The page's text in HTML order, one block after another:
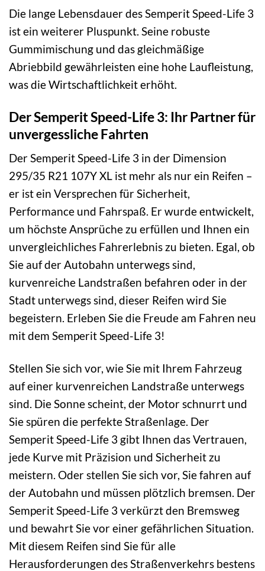
Die lange Lebensdauer des Semperit Speed-Life 3
ist ein weiterer Pluspunkt. Seine robuste
Gummimischung und das gleichmäßige
Abriebbild gewährleisten eine hohe Laufleistung,
was die Wirtschaftlichkeit erhöht.
Der Semperit Speed-Life 3: Ihr Partner für
unvergessliche Fahrten
Der Semperit Speed-Life 3 in der Dimension
295/35 R21 107Y XL ist mehr als nur ein Reifen –
er ist ein Versprechen für Sicherheit,
Performance und Fahrspaß. Er wurde entwickelt,
um höchste Ansprüche zu erfüllen und Ihnen ein
unvergleichliches Fahrerlebnis zu bieten. Egal, ob
Sie auf der Autobahn unterwegs sind,
kurvenreiche Landstraßen befahren oder in der
Stadt unterwegs sind, dieser Reifen wird Sie
begeistern. Erleben Sie die Freude am Fahren neu
mit dem Semperit Speed-Life 3!
Stellen Sie sich vor, wie Sie mit Ihrem Fahrzeug
auf einer kurvenreichen Landstraße unterwegs
sind. Die Sonne scheint, der Motor schnurrt und
Sie spüren die perfekte Straßenlage. Der
Semperit Speed-Life 3 gibt Ihnen das Vertrauen,
jede Kurve mit Präzision und Sicherheit zu
meistern. Oder stellen Sie sich vor, Sie fahren auf
der Autobahn und müssen plötzlich bremsen. Der
Semperit Speed-Life 3 verkürzt den Bremsweg
und bewahrt Sie vor einer gefährlichen Situation.
Mit diesem Reifen sind Sie für alle
Herausforderungen des Straßenverkehrs bestens